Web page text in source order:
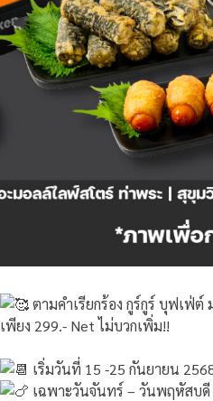
ตามคำเรียกร้อง กูร์กูร์ บุฟเฟ่
เพียง 299.- Net ไม่บวกเพิ่ม!!
เริ่มวันที่ 15 -25 กันยายน
เฉพาะวันจันทร์ – วันพฤหัสบดี